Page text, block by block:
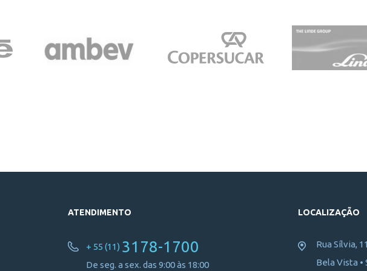
ATENDIMENTO
+ 55 (11) 3178-1700
De seg. a sex. das 9:00 às 18:00
LOCALIZAÇÃO
Rua Sílvia,
Bela Vista •